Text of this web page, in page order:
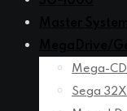
Mega-CD
Sega 32X